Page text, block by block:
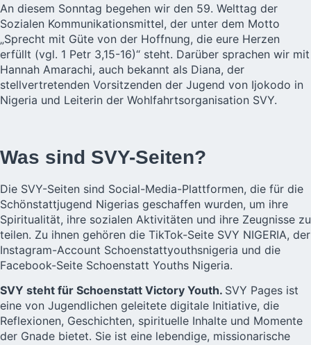
An diesem Sonntag begehen wir den 59. Welttag der
Sozialen Kommunikationsmittel, der unter dem Motto
„Sprecht mit Güte von der Hoffnung, die eure Herzen
erfüllt (vgl. 1 Petr 3,15-16)“ steht. Darüber sprachen wir mit
Hannah Amarachi, auch bekannt als Diana, der
stellvertretenden Vorsitzenden der Jugend von Ijokodo in
Nigeria und Leiterin der Wohlfahrtsorganisation SVY.
Was sind SVY-Seiten?
Die SVY-Seiten sind Social-Media-Plattformen, die für die
Schönstattjugend Nigerias geschaffen wurden, um ihre
Spiritualität, ihre sozialen Aktivitäten und ihre Zeugnisse zu
teilen. Zu ihnen gehören die TikTok-Seite SVY NIGERIA, der
Instagram-Account Schoenstattyouthsnigeria und die
Facebook-Seite Schoenstatt Youths Nigeria.
SVY steht für Schoenstatt Victory Youth. SVY Pages ist
eine von Jugendlichen geleitete digitale Initiative, die
Reflexionen, Geschichten, spirituelle Inhalte und Momente
der Gnade bietet. Sie ist eine lebendige, missionarische